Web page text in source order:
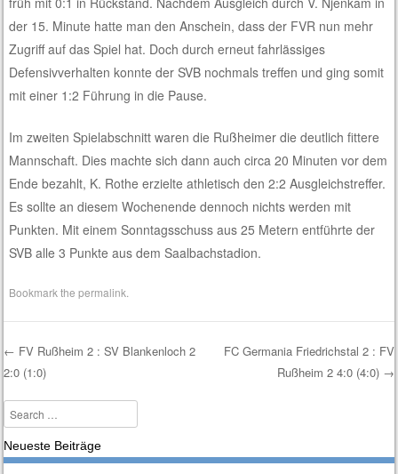
der 15. Minute hatte man den Anschein, dass der FVR nun mehr
Zugriff auf das Spiel hat. Doch durch erneut fahrlässiges
Defensivverhalten konnte der SVB nochmals treffen und ging somit
mit einer 1:2 Führung in die Pause.
Im zweiten Spielabschnitt waren die Rußheimer die deutlich fittere
Mannschaft. Dies machte sich dann auch circa 20 Minuten vor dem
Ende bezahlt, K. Rothe erzielte athletisch den 2:2 Ausgleichstreffer.
Es sollte an diesem Wochenende dennoch nichts werden mit
Punkten. Mit einem Sonntagsschuss aus 25 Metern entführte der
SVB alle 3 Punkte aus dem Saalbachstadion.
Bookmark thepermalink
Post navigation
← FV Rußheim 2 : SV Blankenloch 2
2:0 (1:0)
FC Germania Friedrichstal 2 : FV
Rußheim 2 4:0 (4:0) →
Search
Neueste Beiträge